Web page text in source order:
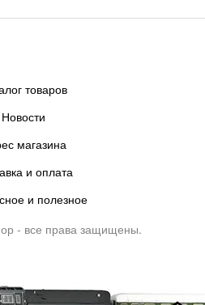
товаров
Новости
магазина
и оплата
и полезное
- все права защищены.